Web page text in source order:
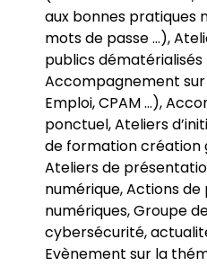
aux bonnes pratiques
mots de passe …),
publics dématérialisés
Accompagnement sur
Emploi, CPAM …),
ponctuel, Ateliers
de formation création
Ateliers de
numérique, Actions
numériques, Groupe
cybersécurité,
Evènement sur la